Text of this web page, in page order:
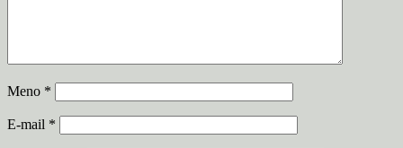
Meno *
E-mail *